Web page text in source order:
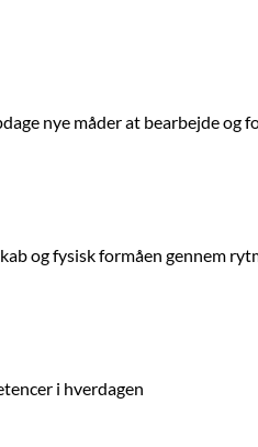
nye måder at bearbejde og
og fysisk formåen gennem
i hverdagen